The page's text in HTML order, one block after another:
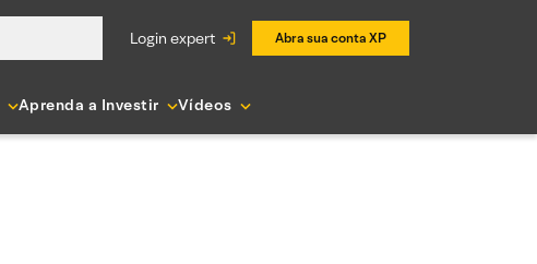
login expert Abra sua conta XP
Aprenda a Investir Vídeos